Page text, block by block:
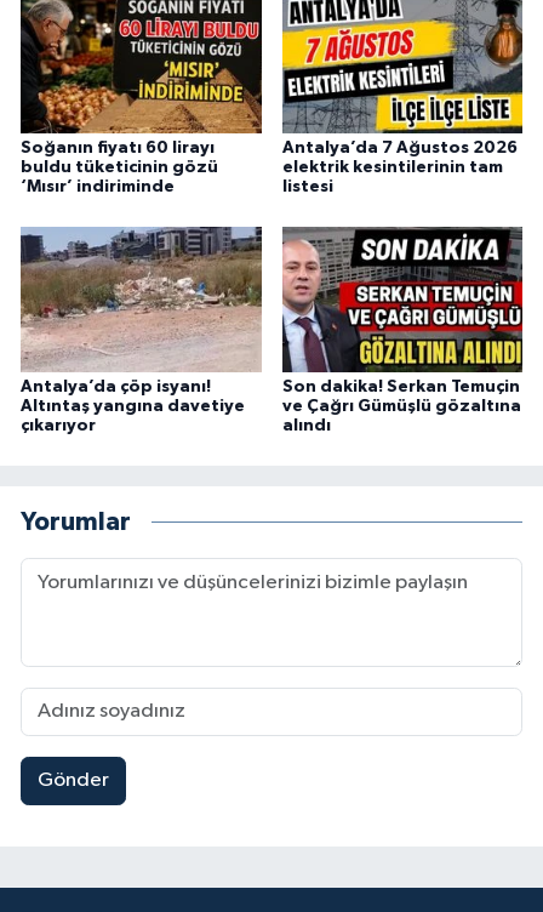
Soğanın fiyatı 60 lirayı
buldu tüketicinin gözü
‘Mısır’ indiriminde
Antalya’da 7 Ağustos 2026
elektrik kesintilerinin tam
listesi
Antalya’da çöp isyanı!
Altıntaş yangına davetiye
çıkarıyor
Son dakika! Serkan Temuçin
ve Çağrı Gümüşlü gözaltına
alındı
Yorumlar
Gönder